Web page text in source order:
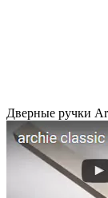
Дверные ручки